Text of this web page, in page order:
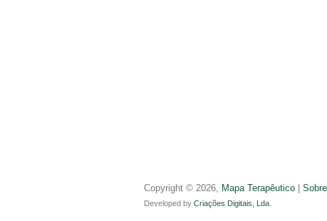
Copyright © 2026, Mapa Terapêutico Sobre
Developed by Criações Digitais, Lda